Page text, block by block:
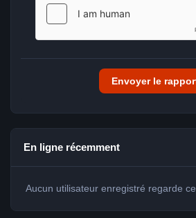
Envoyer le
En ligne récemment
Aucun utilisateur enregistré regarde